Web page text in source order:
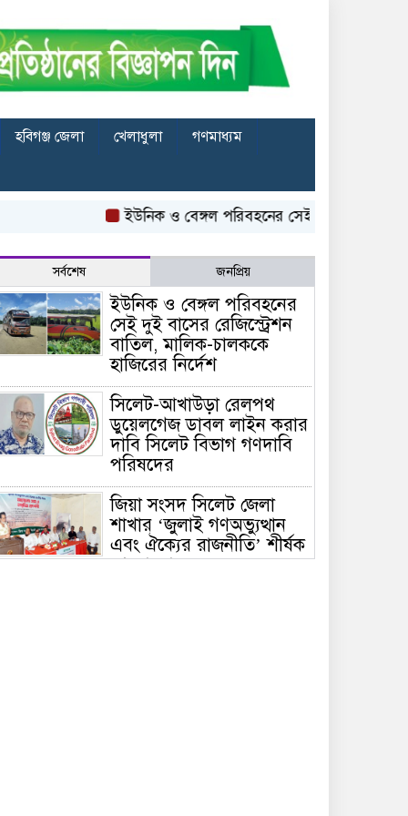
হবিগঞ্জ জেলা খেলাধুলা
গণমাধ্যম
ইউনিক ও বেঙ্গল পরিবহনের সেই দুই বাসের রেজিস্ট্রেশন
সর্বশেষ জনপ্রিয়
ইউনিক ও বেঙ্গল পরিবহনের
সেই দুই বাসের রেজিস্ট্রেশন
বাতিল, মালিক-চালককে
হাজিরের নির্দেশ
সিলেট-আখাউড়া রেলপথ
ডুয়েলগেজ ডাবল লাইন করার
দাবি সিলেট বিভাগ গণদাবি
পরিষদের
জিয়া সংসদ সিলেট জেলা
শাখার ‘জুলাই গণঅভ্যুত্থান
এবং ঐক্যের রাজনীতি’ শীর্ষক
আলোচনা